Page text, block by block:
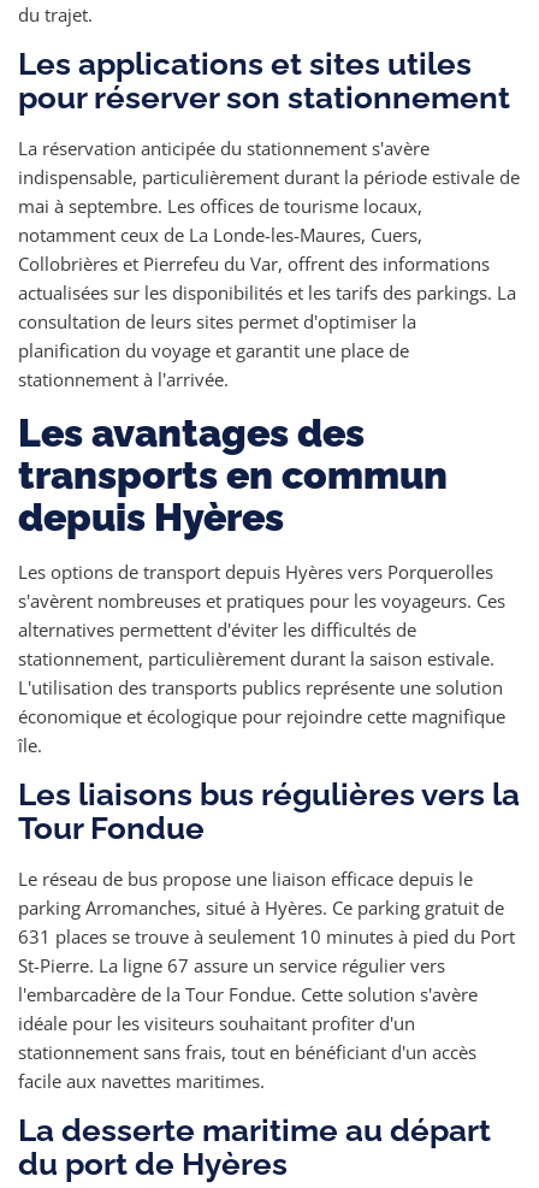
du trajet.
Les applications et sites utiles
pour réserver son stationnement
La réservation anticipée du stationnement s'avère
indispensable, particulièrement durant la période estivale de
mai à septembre. Les offices de tourisme locaux,
notamment ceux de La Londe-les-Maures, Cuers,
Collobrières et Pierrefeu du Var, offrent des informations
actualisées sur les disponibilités et les tarifs des parkings. La
consultation de leurs sites permet d'optimiser la
planification du voyage et garantit une place de
stationnement à l'arrivée.
Les avantages des
transports en commun
depuis Hyères
Les options de transport depuis Hyères vers Porquerolles
s'avèrent nombreuses et pratiques pour les voyageurs. Ces
alternatives permettent d'éviter les difficultés de
stationnement, particulièrement durant la saison estivale.
L'utilisation des transports publics représente une solution
économique et écologique pour rejoindre cette magnifique
île.
Les liaisons bus régulières vers la
Tour Fondue
Le réseau de bus propose une liaison efficace depuis le
parking Arromanches, situé à Hyères. Ce parking gratuit de
631 places se trouve à seulement 10 minutes à pied du Port
St-Pierre. La ligne 67 assure un service régulier vers
l'embarcadère de la Tour Fondue. Cette solution s'avère
idéale pour les visiteurs souhaitant profiter d'un
stationnement sans frais, tout en bénéficiant d'un accès
facile aux navettes maritimes.
La desserte maritime au départ
du port de Hyères